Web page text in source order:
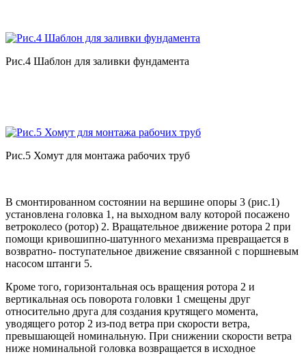
Рис.4 Шаблон для заливки фундамента
Рис.5 Хомут для монтажа рабочих труб
В смонтированном состоянии на вершине опоры 3 (рис.1)
установлена головка 1, на выходном валу которой посажено
ветроколесо (ротор) 2. Вращательное движение ротора 2 при
помощи кривошипно-шатунного механизма превращается в
возвратно- поступательное движение связанной с поршневым
насосом штанги 5.
Кроме того, горизонтальная ось вращения ротора 2 и
вертикальная ось поворота головки 1 смещены друг
относительно друга для создания крутящего момента,
уводящего ротор 2 из-под ветра при скорости ветра,
превышающей номинальную. При снижении скорости ветра
ниже номинальной головка возвращается в исходное